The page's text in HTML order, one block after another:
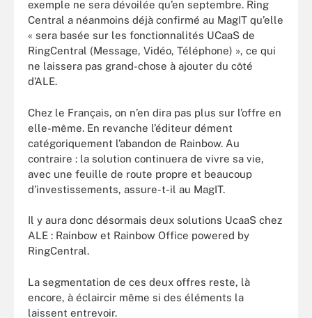
exemple ne sera dévoilée qu’en septembre. Ring
Central a néanmoins déjà confirmé au MagIT qu’elle
« sera basée sur les fonctionnalités UCaaS de
RingCentral (Message, Vidéo, Téléphone) », ce qui
ne laissera pas grand-chose à ajouter du côté
d’ALE.
Chez le Français, on n’en dira pas plus sur l’offre en
elle-même. En revanche l’éditeur dément
catégoriquement l’abandon de Rainbow. Au
contraire : la solution continuera de vivre sa vie,
avec une feuille de route propre et beaucoup
d’investissements, assure-t-il au MagIT.
Il y aura donc désormais deux solutions UcaaS chez
ALE : Rainbow et Rainbow Office powered by
RingCentral.
La segmentation de ces deux offres reste, là
encore, à éclaircir même si des éléments la
laissent entrevoir.